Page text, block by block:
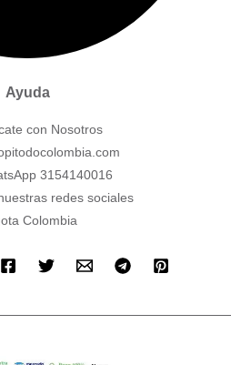
Ayuda
con Nosotros
3154140016
redes sociales
Colombia